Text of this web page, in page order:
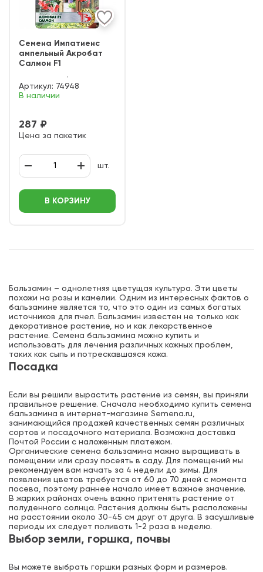
Семена Импатиенс
ампельный Акробат
Салмон F1
Артикул: 74948
В наличии
287 ₽
Цена за пакетик
шт.
В КОРЗИНУ
Бальзамин – однолетняя цветущая культура. Эти цветы
похожи на розы и камелии. Одним из интересных фактов о
бальзамине является то, что это один из самых богатых
источников для пчел. Бальзамин известен не только как
декоративное растение, но и как лекарственное
растение. Семена бальзамина можно купить и
использовать для лечения различных кожных проблем,
таких как сыпь и потрескавшаяся кожа.
Посадка
Если вы решили вырастить растение из семян, вы приняли
правильное решение. Сначала необходимо купить семена
бальзамина в интернет-магазине Semena.ru,
занимающийся продажей качественных семян различных
сортов и посадочного материала. Возможна доставка
Почтой России с наложенным платежом.
Органические семена бальзамина можно выращивать в
помещении или сразу посеять в саду. Для помещений мы
рекомендуем вам начать за 4 недели до зимы. Для
появления цветов требуется от 60 до 70 дней с момента
посева, поэтому раннее начало имеет важное значение.
В жарких районах очень важно притенять растение от
полуденного солнца. Растения должны быть расположены
на расстоянии около 30-45 см друг от друга. В засушливые
периоды их следует поливать 1-2 раза в неделю.
Выбор земли, горшка, почвы
Вы можете выбрать горшки разных форм и размеров.